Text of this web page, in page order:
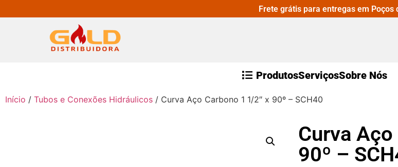
Frete grátis para entregas em Poços
ProdutosServiçosSobre Nós
Início / Tubos e Conexões Hidráulicos / Curva Aço Carbono 1 1/2″ x 90º – SCH40
Curva
90º –